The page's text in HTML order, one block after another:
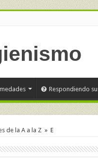
Respondiendo
de la A a la Z » E